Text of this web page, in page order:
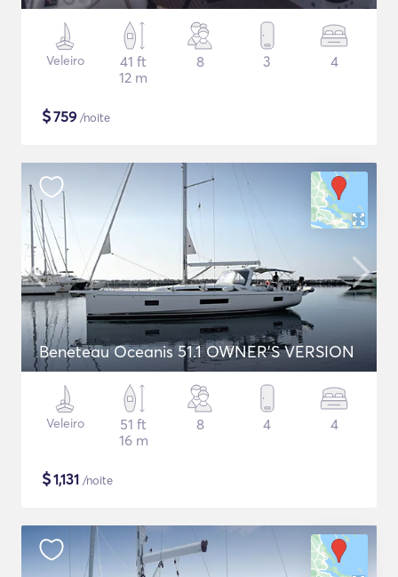
Veleiro
41 ft
12 m
8 3 4
$759 /noite
Beneteau Oceanis 51.1 OWNER'S VERSION
Veleiro
51 ft
16 m
8 4 4
$1,131 /noite